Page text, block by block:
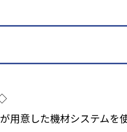
用意した機材システムを